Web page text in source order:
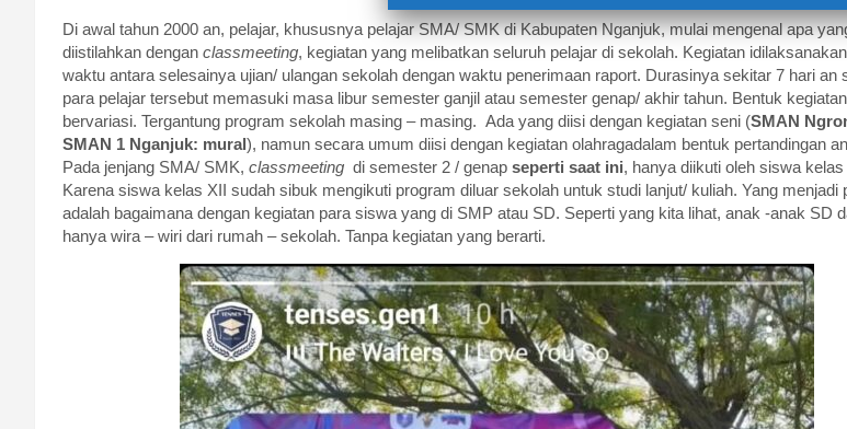
Di awal tahun 2000 an, pelajar, khususnya pelajar SMA/ SMK di Kabupaten Nganjuk, mulai mengenal apa
diistilahkan dengan classmeeting, kegiatan yang melibatkan seluruh pelajar di sekolah. Kegiatan
waktu antara selesainya ujian/ ulangan sekolah dengan waktu penerimaan raport. Durasinya sekitar 7 hari an
para pelajar tersebut memasuki masa libur semester ganjil atau semester genap/ akhir tahun. Bentuk
bervariasi. Tergantung program sekolah masing – masing. Ada yang diisi dengan kegiatan seni (SMAN
SMAN 1 Nganjuk: mural), namun secara umum diisi dengan kegiatan olahragadalam bentuk pertandingan
Pada jenjang SMA/ SMK, classmeeting di semester 2 / genap seperti saat ini, hanya diikuti oleh siswa
Karena siswa kelas XII sudah sibuk mengikuti program diluar sekolah untuk studi lanjut/ kuliah. Yang menjadi
adalah bagaimana dengan kegiatan para siswa yang di SMP atau SD. Seperti yang kita lihat, anak -anak SD
hanya wira – wiri dari rumah – sekolah. Tanpa kegiatan yang berarti.